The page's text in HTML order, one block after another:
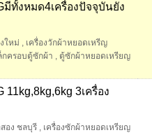
ทั้งหมด4เครื่องปัจจุบันยัง
ใหม่ , เครื่องวักผ้าหยอดเหรีญ
กครอบตู้ซักผ้า , ตู้ซักผ้าหยอดเหรียญ
3เครื่อง
อง ชลบุรี , เครื่องซักผ้าหยอดเหรียญ